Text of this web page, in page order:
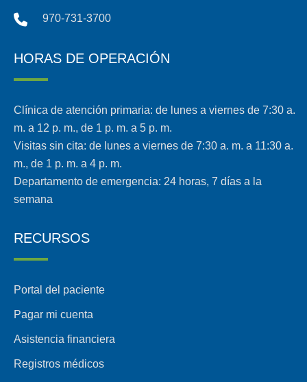
970-731-3700
HORAS DE OPERACIÓN
Clínica de atención primaria: de lunes a viernes de 7:30 a.
m. a 12 p. m., de 1 p. m. a 5 p. m.
Visitas sin cita: de lunes a viernes de 7:30 a. m. a 11:30 a.
m., de 1 p. m. a 4 p. m.
Departamento de emergencia: 24 horas, 7 días a la
semana
RECURSOS
Portal del paciente
Pagar mi cuenta
Asistencia financiera
Registros médicos